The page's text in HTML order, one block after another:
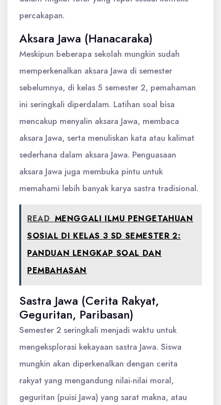
percakapan.
Aksara Jawa (Hanacaraka)
Meskipun beberapa sekolah mungkin sudah
memperkenalkan aksara Jawa di semester
sebelumnya, di kelas 5 semester 2, pemahaman
ini seringkali diperdalam. Latihan soal bisa
mencakup menyalin aksara Jawa, membaca
aksara Jawa, serta menuliskan kata atau kalimat
sederhana dalam aksara Jawa. Penguasaan
aksara Jawa juga membuka pintu untuk
memahami lebih banyak karya sastra tradisional.
READ MENGGALI ILMU PENGETAHUAN
SOSIAL DI KELAS 3 SD SEMESTER 2:
PANDUAN LENGKAP SOAL DAN
PEMBAHASAN
Sastra Jawa (Cerita Rakyat,
Geguritan, Paribasan)
Semester 2 seringkali menjadi waktu untuk
mengeksplorasi kekayaan sastra Jawa. Siswa
mungkin akan diperkenalkan dengan cerita
rakyat yang mengandung nilai-nilai moral,
geguritan (puisi Jawa) yang sarat makna, atau